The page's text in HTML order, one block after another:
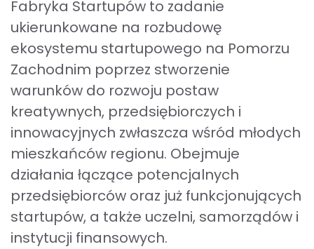
Fabryka Startupów to zadanie
ukierunkowane na rozbudowę
ekosystemu startupowego na Pomorzu
Zachodnim poprzez stworzenie
warunków do rozwoju postaw
kreatywnych, przedsiębiorczych i
innowacyjnych zwłaszcza wśród młodych
mieszkańców regionu. Obejmuje
działania łączące potencjalnych
przedsiębiorców oraz już funkcjonujących
startupów, a także uczelni, samorządów i
instytucji finansowych.